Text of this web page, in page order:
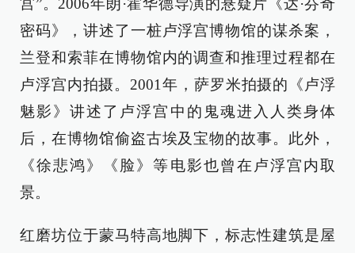
宫”。2006年朗·霍华德导演的悬疑片《达·芬奇
密码》，讲述了一桩卢浮宫博物馆的谋杀案，
兰登和索菲在博物馆内的调查和推理过程都在
卢浮宫内拍摄。2001年，萨罗米拍摄的《卢浮
魅影》讲述了卢浮宫中的鬼魂进入人类身体
后，在博物馆偷盗古埃及宝物的故事。此外，
《徐悲鸿》《脸》等电影也曾在卢浮宫内取
景。
红磨坊位于蒙马特高地脚下，标志性建筑是屋